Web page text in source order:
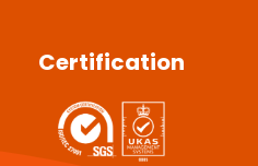
Certification